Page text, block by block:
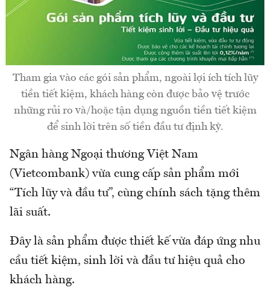
Tham gia vào các gói sản phẩm, ngoài lợi ích tích lũy
tiền tiết kiệm, khách hàng còn được bảo vệ trước
những rủi ro và/hoặc tận dụng nguồn tiền tiết kiệm
để sinh lời trên số tiền đầu tư định kỳ.
Ngân hàng Ngoại thương Việt Nam
(Vietcombank) vừa cung cấp sản phẩm mới
“Tích lũy và đầu tư”, cùng chính sách tặng thêm
lãi suất.
Đây là sản phẩm được thiết kế vừa đáp ứng nhu
cầu tiết kiệm, sinh lời và đầu tư hiệu quả cho
khách hàng.